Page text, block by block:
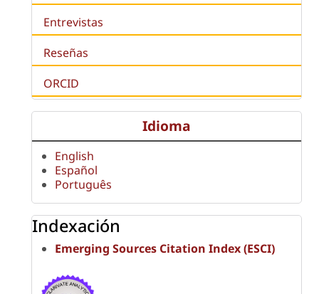
Entrevistas
Reseñas
ORCID
Idioma
English
Español
Português
Indexación
Emerging Sources Citation Index (ESCI)